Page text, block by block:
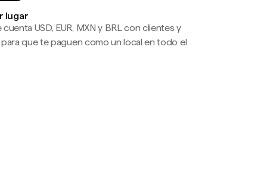
lugar
USD, EUR, MXN y BRL con clientes y
que te paguen como un local en todo el